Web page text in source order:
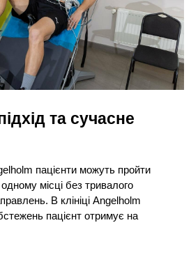
та сучасне
пацієнти можуть пройти
місці без тривалого
В клініці Angelholm
пацієнт отримує на